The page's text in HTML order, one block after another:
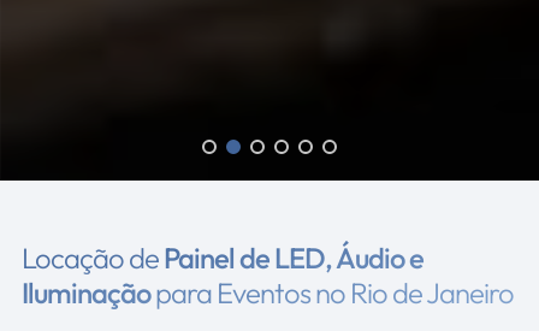
Locação dePainel de LED, Áudio e
Iluminaçãopara Eventos no Rio de Janeiro